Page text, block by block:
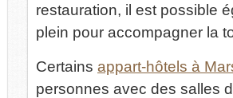
restauration, il est possible
plein pour accompagner la
Certains appart-hôtels à
personnes avec des salles